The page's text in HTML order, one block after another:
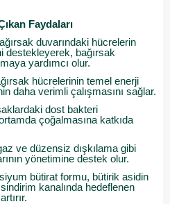
Faydaları
duvarındaki hücrelerin
destekleyerek, bağırsak
yardımcı olur.
hücrelerinin temel enerji
daha verimli çalışmasını sağlar.
dost bakteri
çoğalmasına katkıda
ve düzensiz dışkılama gibi
yönetimine destek olur.
bütirat formu, bütirik asidin
kanalında hedeflenen